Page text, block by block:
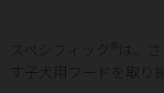
スペシフィック
は、
す子犬用フードを取り